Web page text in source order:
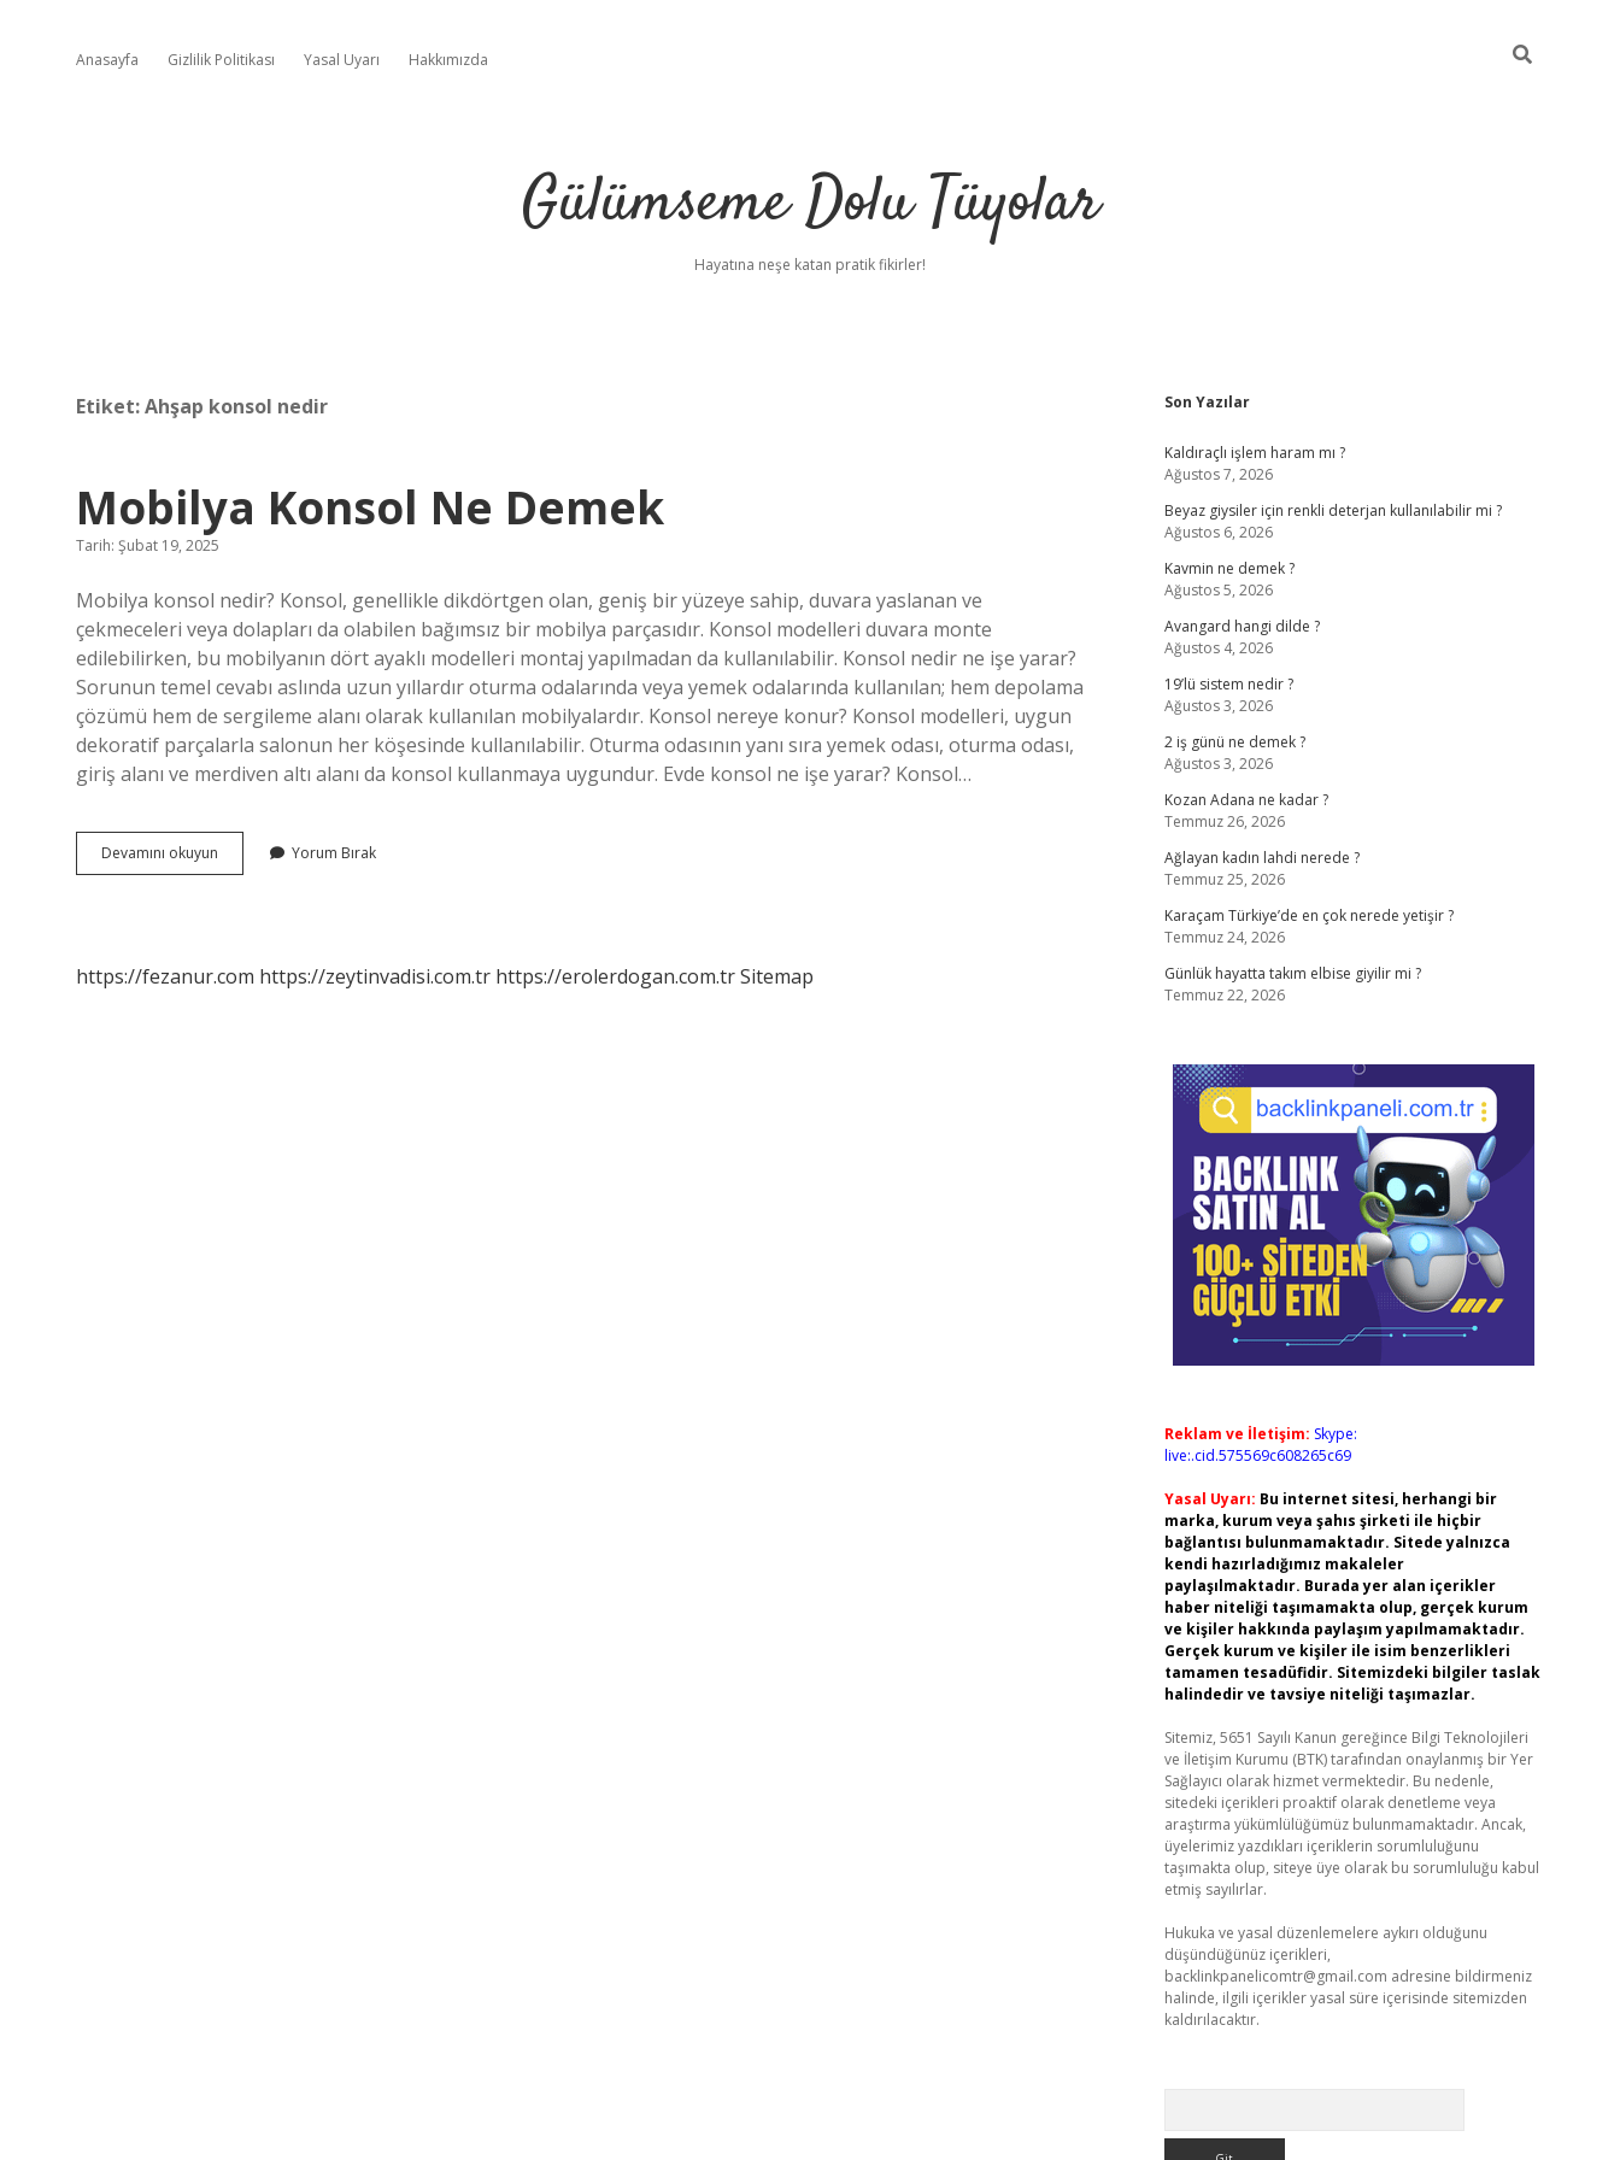
Anasayfa Gizlilik Politikası Yasal Uyarı Hakkımızda
Gülümseme Dolu Tüyolar
Hayatına neşe katan pratik fikirler!
Etiket:Ahşap konsol nedir
Mobilya Konsol Ne Demek
Tarih: Şubat 19, 2025
Mobilya konsol nedir? Konsol, genellikle dikdörtgen olan, geniş bir yüzeye sahip, duvara yaslanan ve
çekmeceleri veya dolapları da olabilen bağımsız bir mobilya parçasıdır. Konsol modelleri duvara monte
edilebilirken, bu mobilyanın dört ayaklı modelleri montaj yapılmadan da kullanılabilir. Konsol nedir ne işe yarar?
Sorunun temel cevabı aslında uzun yıllardır oturma odalarında veya yemek odalarında kullanılan; hem depolama
çözümü hem de sergileme alanı olarak kullanılan mobilyalardır. Konsol nereye konur? Konsol modelleri, uygun
dekoratif parçalarla salonun her köşesinde kullanılabilir. Oturma odasının yanı sıra yemek odası, oturma odası,
giriş alanı ve merdiven altı alanı da konsol kullanmaya uygundur. Evde konsol ne işe yarar? Konsol…
Devamını okuyun Mobilya
Konsol
Yorum Bırak
https://fezanur.com https://zeytinvadisi.com.tr https://erolerdogan.com.trSitemap
Sidebar
Son Yazılar
Kaldıraçlı işlem haram mı ?
Ağustos 7, 2026
Beyaz giysiler için renkli deterjan kullanılabilir mi ?
Ağustos 6, 2026
Kavmin ne demek ?
Ağustos 5, 2026
Avangard hangi dilde ?
Ağustos 4, 2026
19’lü sistem nedir ?
Ağustos 3, 2026
2 iş günü ne demek ?
Ağustos 3, 2026
Kozan Adana ne kadar ?
Temmuz 26, 2026
Ağlayan kadın lahdi nerede ?
Temmuz 25, 2026
Karaçam Türkiye’de en çok nerede yetişir ?
Temmuz 24, 2026
Günlük hayatta takım elbise giyilir mi ?
Temmuz 22, 2026
Reklam ve İletişim: Skype:
live:.cid.575569c608265c69
Yasal Uyarı: Bu internet sitesi, herhangi bir
marka, kurum veya şahıs şirketi ile hiçbir
bağlantısı bulunmamaktadır. Sitede yalnızca
kendi hazırladığımız makaleler
paylaşılmaktadır. Burada yer alan içerikler
haber niteliği taşımamakta olup, gerçek kurum
ve kişiler hakkında paylaşım yapılmamaktadır.
Gerçek kurum ve kişiler ile isim benzerlikleri
tamamen tesadüfidir. Sitemizdeki bilgiler taslak
halindedir ve tavsiye niteliği taşımazlar.
Sitemiz, 5651 Sayılı Kanun gereğince Bilgi Teknolojileri
ve İletişim Kurumu (BTK) tarafından onaylanmış bir Yer
Sağlayıcı olarak hizmet vermektedir. Bu nedenle,
sitedeki içerikleri proaktif olarak denetleme veya
araştırma yükümlülüğümüz bulunmamaktadır. Ancak,
üyelerimiz yazdıkları içeriklerin sorumluluğunu
taşımakta olup, siteye üye olarak bu sorumluluğu kabul
etmiş sayılırlar.
Hukuka ve yasal düzenlemelere aykırı olduğunu
düşündüğünüz içerikleri,
backlinkpanelicomtr@gmail.com adresine bildirmeniz
halinde, ilgili içerikler yasal süre içerisinde sitemizden
kaldırılacaktır.
ilbet yeni giriş